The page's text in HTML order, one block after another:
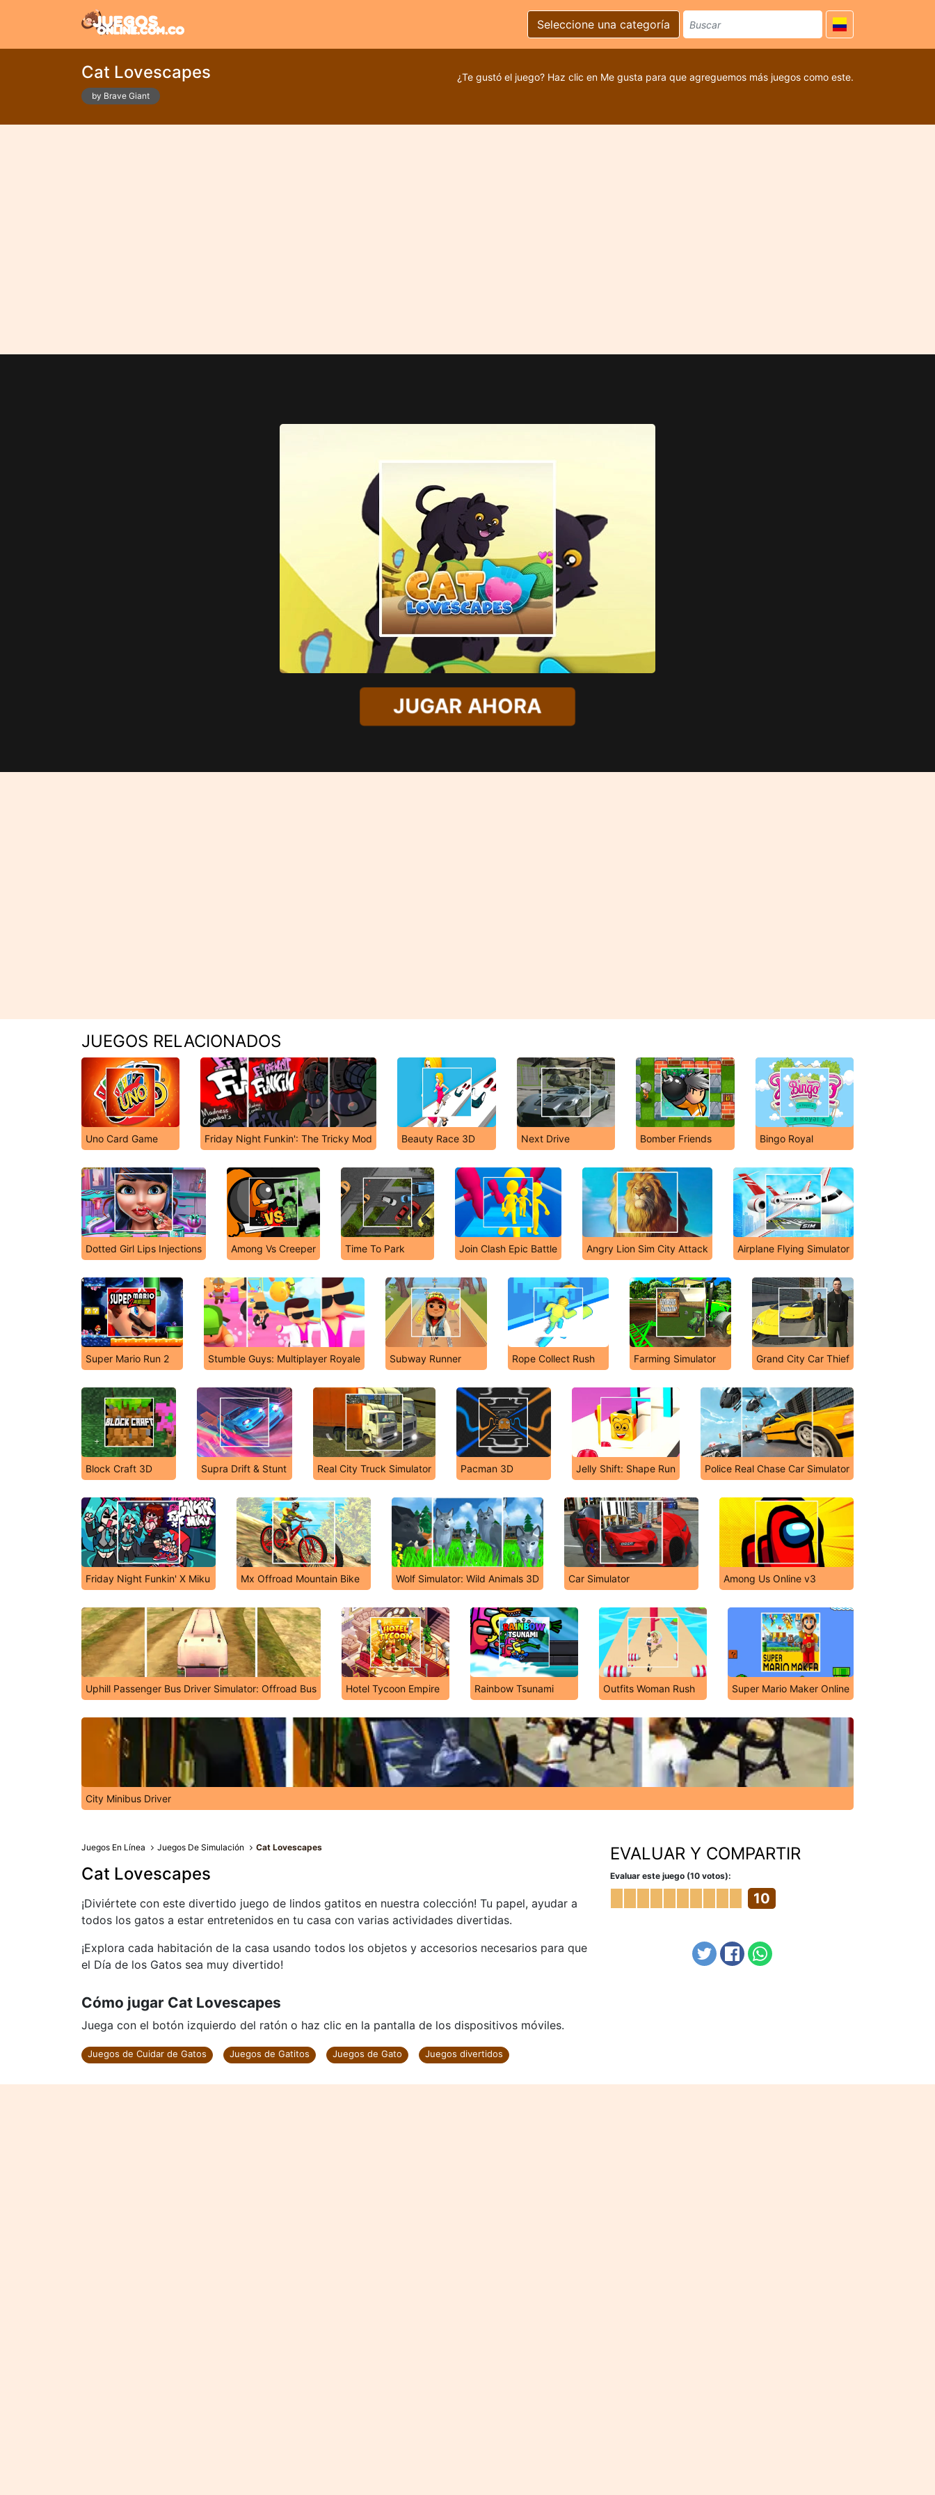
Seleccione una categoría
Cat Lovescapes
by Brave Giant
¿Te gustó el juego? Haz clic en Me gusta para que agreguemos más juegos como este.
JUGAR AHORA
JUEGOS RELACIONADOS
Uno Card Game Friday Night Funkin': The Tricky Mod Beauty Race 3D Next Drive Bomber Friends Bingo Royal
Dotted Girl Lips Injections Among Vs Creeper Time To Park Join Clash Epic Battle Angry Lion Sim City Attack Airplane Flying Simulator
Super Mario Run 2 Stumble Guys: Multiplayer Royale Subway Runner Rope Collect Rush Farming Simulator Grand City Car Thief
Block Craft 3D Supra Drift & Stunt Real City Truck Simulator Pacman 3D Jelly Shift: Shape Run Police Real Chase Car Simulator
Friday Night Funkin' X Miku Mx Offroad Mountain Bike Wolf Simulator: Wild Animals 3D Car Simulator Among Us Online v3
Uphill Passenger Bus Driver Simulator: Offroad Bus Hotel Tycoon Empire Rainbow Tsunami Outfits Woman Rush Super Mario Maker Online
City Minibus Driver
Juegos En Línea Juegos De Simulación Cat Lovescapes
Cat Lovescapes
¡Diviértete con este divertido juego de lindos gatitos en nuestra colección! Tu papel, ayudar a
todos los gatos a estar entretenidos en tu casa con varias actividades divertidas.
¡Explora cada habitación de la casa usando todos los objetos y accesorios necesarios para que
el Día de los Gatos sea muy divertido!
Cómo jugar Cat Lovescapes
Juega con el botón izquierdo del ratón o haz clic en la pantalla de los dispositivos móviles.
Juegos de Cuidar de Gatos Juegos de Gatitos Juegos de Gato Juegos divertidos
EVALUAR Y COMPARTIR
Evaluar este juego (10 votos):
10